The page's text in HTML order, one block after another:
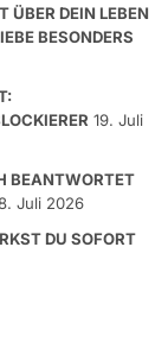
BESONDERS
BEANTWORTET
Juli 2026
DU SOFORT